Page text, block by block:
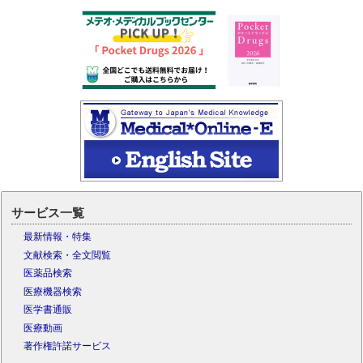
サービス一覧
最新情報・特集
文献検索・全文閲覧
医薬品検索
医療機器検索
医学書通販
医療動画
著作権許諾サービス